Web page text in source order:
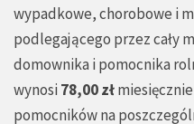
wypadkowe, chorobowe i
podlegającego przez cały
domownika i pomocnika
wynosi 78,00 zł
pomocników na